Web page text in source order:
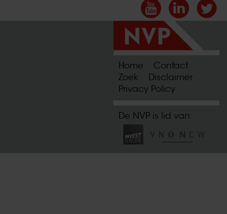
Home
Contact
Zoek
Disclaimer
Privacy Policy
De NVP is lid van: